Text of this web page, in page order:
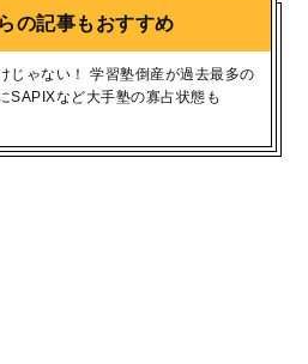
の記事もおすすめ
じゃない！ 学習塾倒産が過去最多の
SAPIXなど大手塾の寡占状態も